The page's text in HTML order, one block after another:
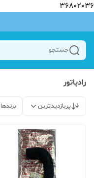
36802036
جستجو
رادیاتور
پربازدیدترین برندها